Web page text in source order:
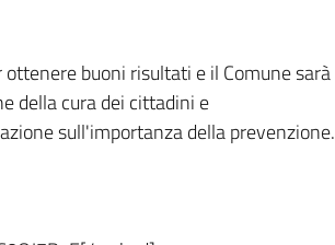
buoni risultati e il Comune sarà
della cura dei cittadini e
sull'importanza della prevenzione.